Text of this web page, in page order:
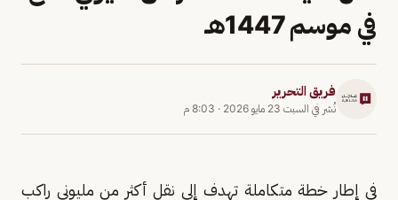
في موسم 1447هـ
فريق التحرير
نُشر في السبت 23 مايو 2026 · 8:03 م
في إطار خطة متكاملة تهدف إلى نقل أكثر من مليوني راكب